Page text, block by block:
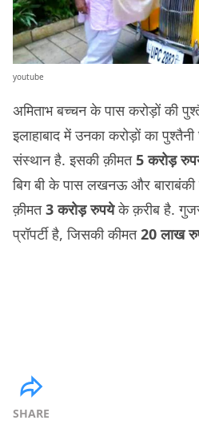
youtube
अमिताभ बच्चन के पास करोड़ों की
इलाहाबाद में उनका करोड़ों का
संस्थान है. इसकी क़ीमत 5 करोड़
बिग बी के पास लखनऊ और बाराबंकी
क़ीमत3 करोड़ रुपयेके क़रीब है.
प्रॉपर्टी है, जिसकी कीमत20 लाख
SHARE